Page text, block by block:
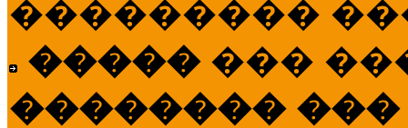
���������
����� ���
��������